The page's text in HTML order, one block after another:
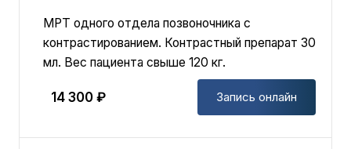
MPT одного отдела позвоночника с
контрастированием. Контрастный препарат 30
мл. Вес пациента свыше 120 кг.
14 300 ₽ Запись онлайн